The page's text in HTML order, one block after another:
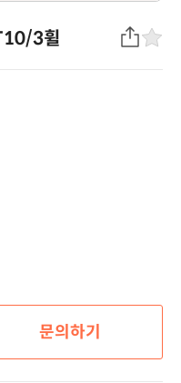
3휠
문의하기